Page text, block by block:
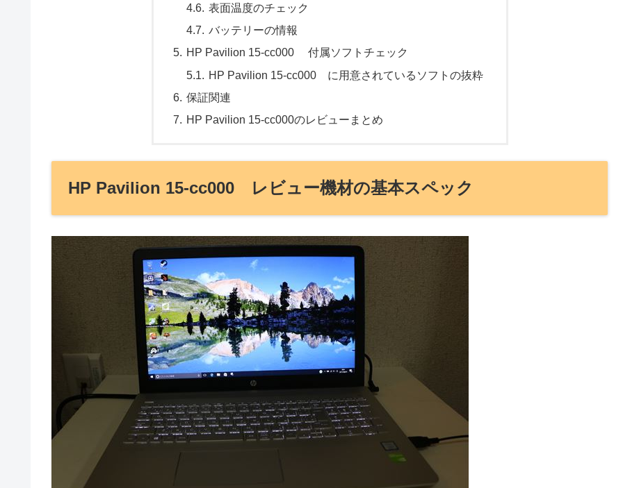
表面温度のチェック
バッテリーの情報
HP Pavilion 15-cc000 付属ソフトチェック
HP Pavilion 15-cc000 に用意されているソフトの抜粋
保証関連
HP Pavilion 15-cc000のレビューまとめ
HP Pavilion 15-cc000 レビュー機材の基本スペック